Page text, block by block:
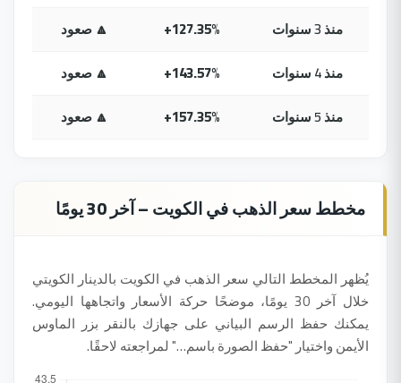
منذ 3 سنوات
+127.35%
🔼 صعود
منذ 4 سنوات
+143.57%
🔼 صعود
منذ 5 سنوات
+157.35% 🔼 صعود
مخطط سعر الذهب في الكويت – آخر 30 يومًا
يُظهر المخطط التالي سعر الذهب في الكويت بالدينار الكويتي
خلال آخر 30 يومًا، موضحًا حركة الأسعار واتجاهها اليومي.
يمكنك حفظ الرسم البياني على جهازك بالنقر بزر الماوس
الأيمن واختيار "حفظ الصورة باسم…" لمراجعته لاحقًا.